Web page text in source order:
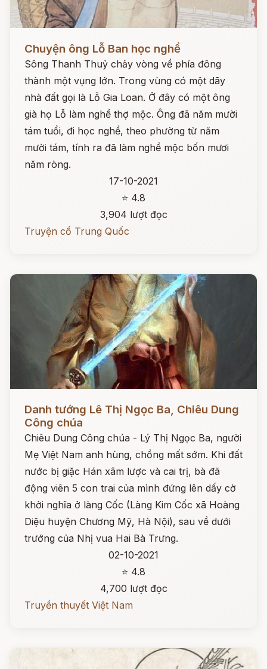
Chuyện ông Lỗ Ban học nghề
Sông Thanh Thuỷ chảy vòng về phía đông
thành một vụng lớn. Trong vùng có một dãy
nhà đất gọi là Lỗ Gia Loan. Ở đây có một ông
già họ Lỗ làm nghề thợ mộc. Ông đã năm mười
tám tuổi, đi học nghề, theo phường từ năm
mười tám, tính ra đã làm nghề mộc bốn mươi
năm ròng.
17-10-2021
⭐ 4.8
3,904 lượt đọc
Truyện cổ Trung Quốc
Danh tướng Lê Thị Ngọc Ba, Chiêu Dung
Công chúa
Chiêu Dung Công chúa - Lý Thị Ngọc Ba, người
Mẹ Việt Nam anh hùng, chồng mất sớm. Khi đất
nước bị giặc Hán xâm lược và cai trị, bà đã
động viên 5 con trai của mình đứng lên dấy cờ
khởi nghĩa ở làng Cốc (Làng Kim Cốc xã Hoàng
Diệu huyện Chương Mỹ, Hà Nội), sau về dưới
trướng của Nhị vua Hai Bà Trưng.
02-10-2021
⭐ 4.8
4,700 lượt đọc
Truyền thuyết Việt Nam